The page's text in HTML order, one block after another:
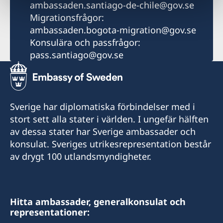
ambassaden.santiago-de-chile@gov.se
Migrationsfrågor:
ambassaden.bogota-migration@gov.se
Konsulära och passfrågor:
pass.santiago@gov.se
Sverige har diplomatiska förbindelser med i
stort sett alla stater i världen. I ungefär hälften
av dessa stater har Sverige ambassader och
konsulat. Sveriges utrikesrepresentation består
av drygt 100 utlandsmyndigheter.
Hitta ambassader, generalkonsulat och
representationer: